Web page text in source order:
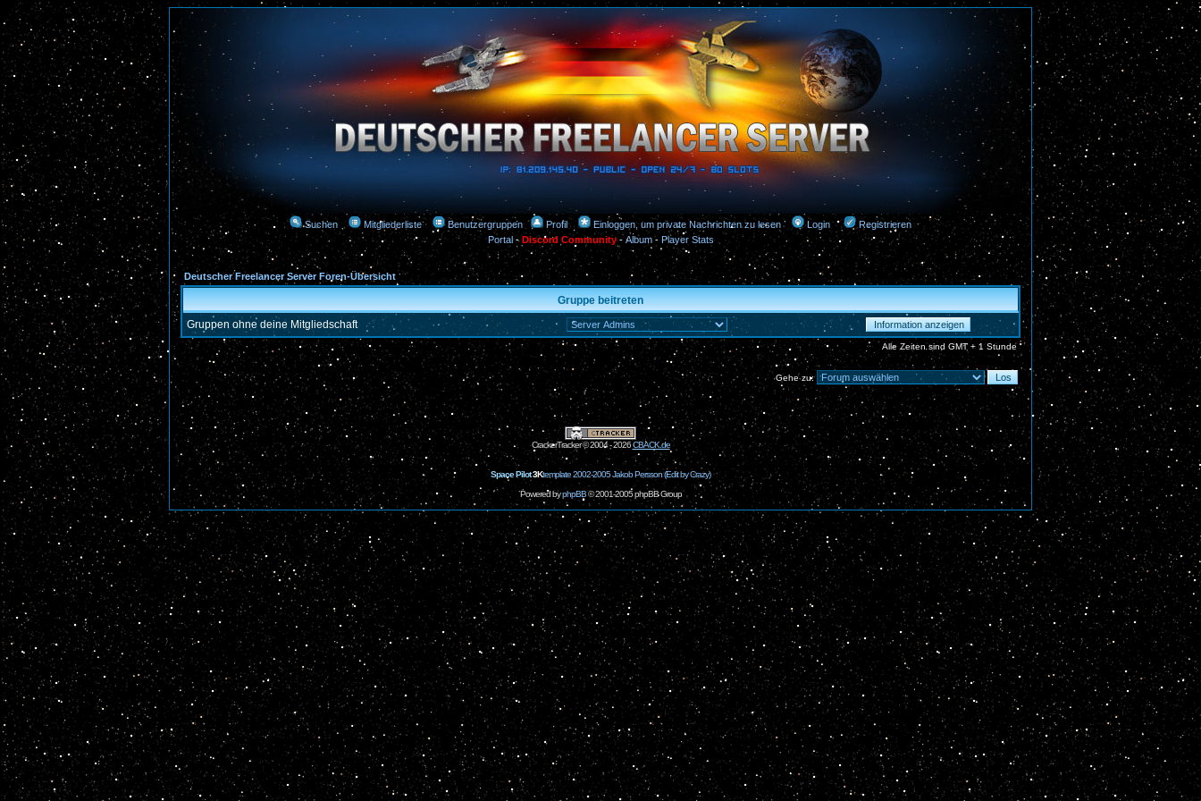
Suchen Mitgliederliste Benutzergruppen Profil Einloggen, um private Nachrichten zu lesen Login
Registrieren
Portal-Discord Community- Album- Player Stats
Deutscher Freelancer Server Foren-Übersicht
Gruppe beitreten
Gruppen ohne deine Mitgliedschaft
Alle Zeiten sind GMT + 1 Stunde
Gehe zu:
CrackerTracker © 2004 - 2026CBACK.de
Space Pilot3Ktemplate 2002-2005 Jakob Persson (Edit by Crazy)
Powered byphpBB© 2001-2005 phpBB Group